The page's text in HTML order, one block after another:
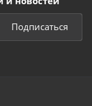
Подписаться